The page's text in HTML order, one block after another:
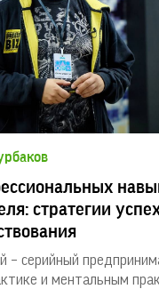
стратегии
– серийный
и ментальным